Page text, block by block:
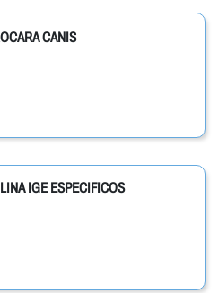
CANIS
IGE ESPECIFICOS